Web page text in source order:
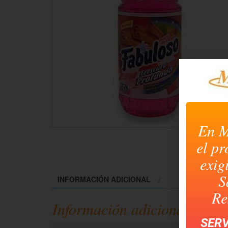
INFORMACIÓN ADICIONAL
Información adicional
En
el